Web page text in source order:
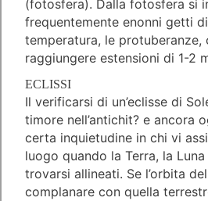
(fotosfera). Dalla fotosfera si
frequentemente enonni getti
temperatura, le protuberanze,
raggiungere estensioni di 1-2
ECLISSI
Il verificarsi di un’eclisse di
timore nell’antichit? e ancora
certa inquietudine in chi vi
luogo quando la Terra, la
trovarsi allineati. Se l’orbita
complanare con quella